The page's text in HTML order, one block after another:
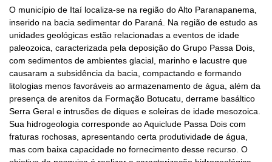
O município de Itaí localiza-se na região do Alto Paranapanema,
inserido na bacia sedimentar do Paraná. Na região de estudo as
unidades geológicas estão relacionadas a eventos de idade
paleozoica, caracterizada pela deposição do Grupo Passa Dois,
com sedimentos de ambientes glacial, marinho e lacustre que
causaram a subsidência da bacia, compactando e formando
litologias menos favoráveis ao armazenamento de água, além da
presença de arenitos da Formação Botucatu, derrame basáltico
Serra Geral e intrusões de diques e soleiras de idade mesozoica.
Sua hidrogeologia corresponde ao Aquiclude Passa Dois com
fraturas rochosas, apresentando certa produtividade de água,
mas com baixa capacidade no fornecimento desse recurso. O